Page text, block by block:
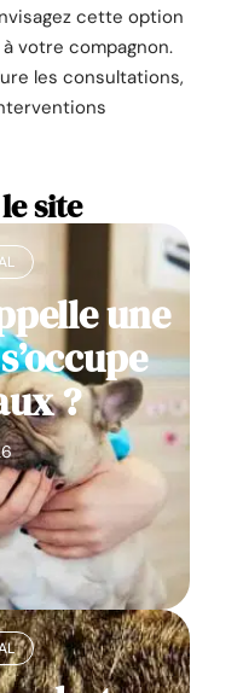
cette option
votre compagnon.
les consultations,
site
une
?